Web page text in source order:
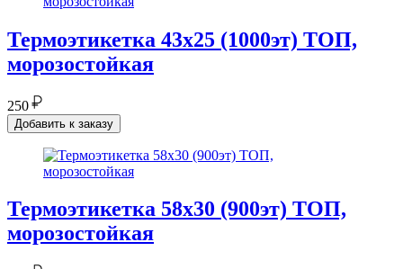
Термоэтикетка 43х25 (1000эт) ТОП,
морозостойкая
250
Добавить к заказу
Термоэтикетка 58х30 (900эт) ТОП,
морозостойкая